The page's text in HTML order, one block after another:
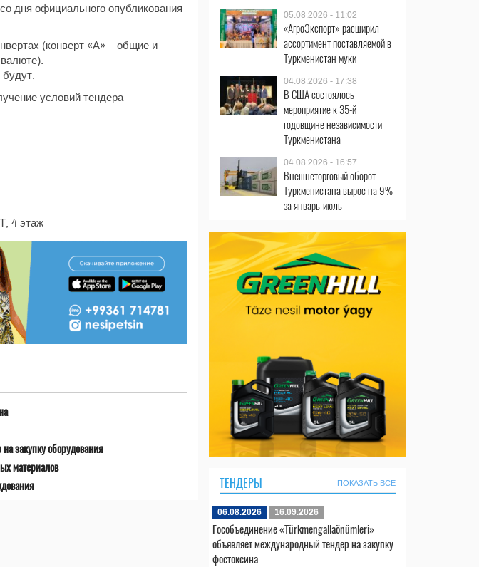
дня официального опубликования
(конверт «А» – общие и
условий тендера
4 этаж
закупку оборудования
материалов
05.08.2026 - 11:02
«АгроЭкспорт» расширил
ассортимент поставляемой в
Туркменистан муки
04.08.2026 - 17:38
В США состоялось
мероприятие к 35-й
годовщине независимости
Туркменистана
04.08.2026 - 16:57
Внешнеторговый оборот
Туркменистана вырос на 9%
за январь-июль
ТЕНДЕРЫ ПОКАЗАТЬ ВСЕ
06.08.2026 16.09.2026
Гособъединение «Türkmengallaönümleri»
объявляет международный тендер на закупку
фостоксина